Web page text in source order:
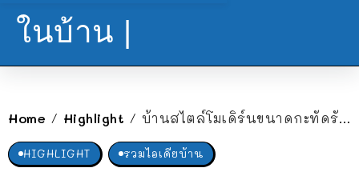
ในบ้าน |
Home / Highlight / บ้านสไตล์โมเดิร์นขนาดกะทัดรัด ตกแต่งในโทนสีน้ำตาล พร้อมหลังคาดีไซน์มีเอกลักษณ์ 2 ห้องนอน 1 ห้องน้ำ
HIGHLIGHT รวมไอเดียบ้าน